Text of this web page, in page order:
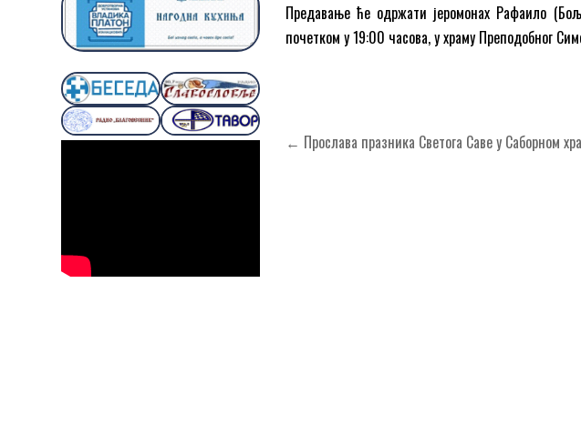
Предавање ће одржати јеромонах Рафаило
почетком у 19:00 часова, у храму Преподобног
Кретање
← Прослава празника Светога Саве у Саборном